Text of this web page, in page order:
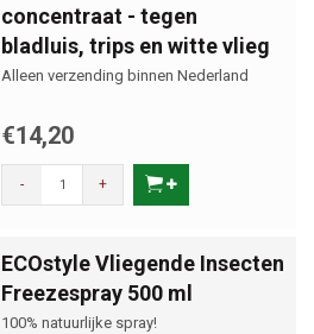
concentraat - tegen
bladluis, trips en witte vlieg
Alleen verzending binnen Nederland
€14,20
- +
ECOstyle Vliegende Insecten
Freezespray 500 ml
100% natuurlijke spray!